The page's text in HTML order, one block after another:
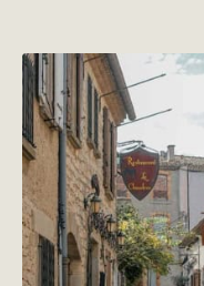
Gasse in der